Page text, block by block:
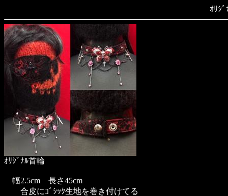
ｵﾘｼ
ｵﾘｼﾞﾅﾙ首輪
幅2.5cm 長さ45cm
合皮にｺﾞｼｯｸ生地を巻き付けてる